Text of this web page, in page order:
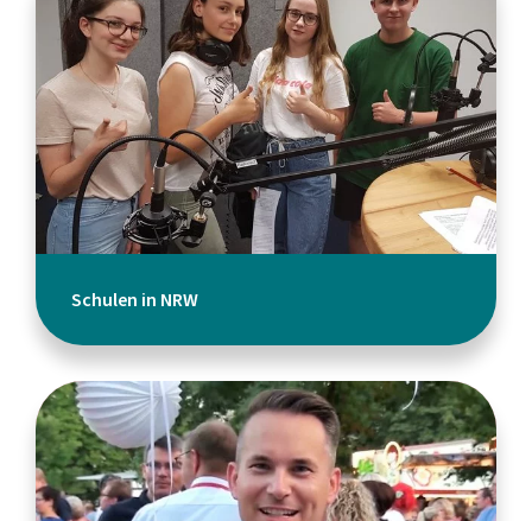
Schulen in NRW